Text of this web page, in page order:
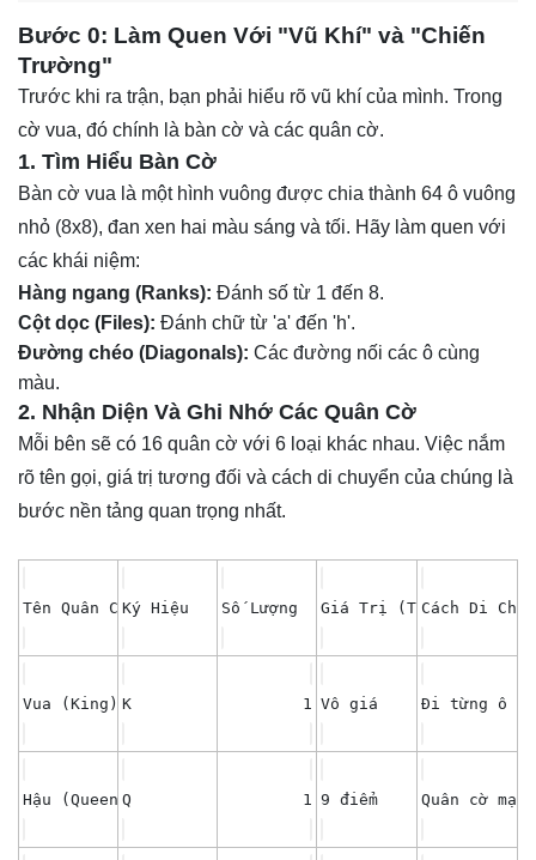
Bước 0: Làm Quen Với "Vũ Khí" và "Chiến
Trường"
Trước khi ra trận, bạn phải hiểu rõ vũ khí của mình. Trong
cờ vua, đó chính là bàn cờ và các quân cờ.
1. Tìm Hiểu Bàn Cờ
Bàn cờ vua là một hình vuông được chia thành 64 ô vuông
nhỏ (8x8), đan xen hai màu sáng và tối. Hãy làm quen với
các khái niệm:
Hàng ngang (Ranks): Đánh số từ 1 đến 8.
Cột dọc (Files): Đánh chữ từ 'a' đến 'h'.
Đường chéo (Diagonals): Các đường nối các ô cùng
màu.
2. Nhận Diện Và Ghi Nhớ Các Quân Cờ
Mỗi bên sẽ có 16 quân cờ với 6 loại khác nhau. Việc nắm
rõ tên gọi, giá trị tương đối và cách di chuyển của chúng là
bước nền tảng quan trọng nhất.
Tên Quân CờKý Hiệu Số Lượng Giá Trị (Tương Đối)
Cách Di
Vua (King) K 1 Vô giá Đi từng ô
Hậu (Queen)Q 1 9 điểm Quân cờ